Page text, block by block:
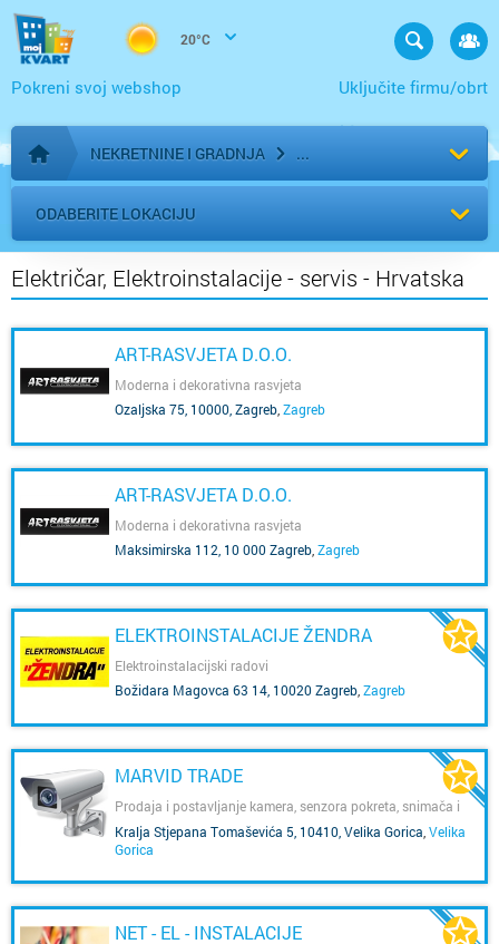
20°C
Uključite firmu/obrt
Pokreni svoj webshop
Početna stranica
NEKRETNINE I GRADNJA
ODABERITE LOKACIJU
Električar, Elektroinstalacije - servis - Hrvatska
ART-RASVJETA D.O.O.
Moderna i dekorativna rasvjeta
Ozaljska 75, 10000, Zagreb Zagreb
ART-RASVJETA D.O.O.
Moderna i dekorativna rasvjeta
Maksimirska 112, 10 000 Zagreb Zagreb
ELEKTROINSTALACIJE ŽENDRA
Elektroinstalacijski radovi
Božidara Magovca 63 14, 10020 Zagreb Zagreb
MARVID TRADE
Prodaja i postavljanje kamera, senzora pokreta, snimača i
protuprovalnih sustava
Kralja Stjepana Tomaševića 5, 10410, Velika Gorica Velika
Gorica
NET - EL - INSTALACIJE